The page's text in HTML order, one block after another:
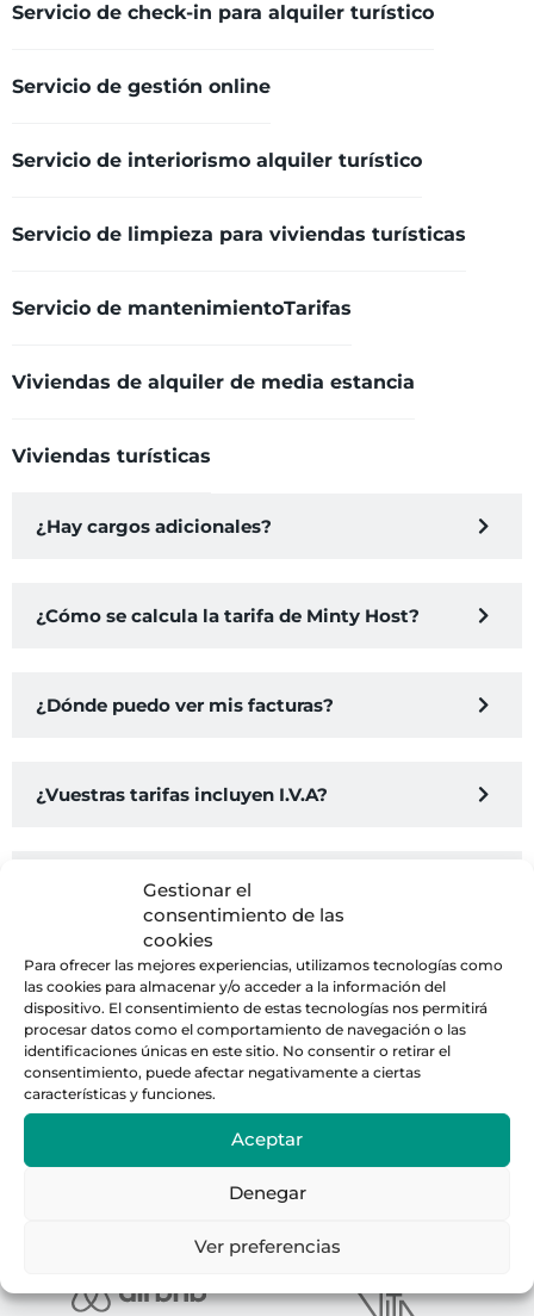
Gestionar el
consentimiento de las
cookies
Para ofrecer las mejores experiencias, utilizamos tecnologías como
las cookies para almacenar y/o acceder a la información del
dispositivo. El consentimiento de estas tecnologías nos permitirá
procesar datos como el comportamiento de navegación o las
identificaciones únicas en este sitio. No consentir o retirar el
consentimiento, puede afectar negativamente a ciertas
características y funciones.
Aceptar
Denegar
Ver preferencias
Servicio de check-in para alquiler turístico
Servicio de gestión online
Servicio de interiorismo alquiler turístico
Servicio de limpieza para viviendas turísticas
Servicio de mantenimientoTarifas
Viviendas de alquiler de media estancia
Viviendas turísticas
¿Hay cargos adicionales?
¿Cómo se calcula la tarifa de Minty Host?
¿Dónde puedo ver mis facturas?
¿Vuestras tarifas incluyen I.V.A?
¿Cómo funcionan los pagos?
Trabajamos con las
mejores plataformas de
reservas de alquiler
vacacional y temporal